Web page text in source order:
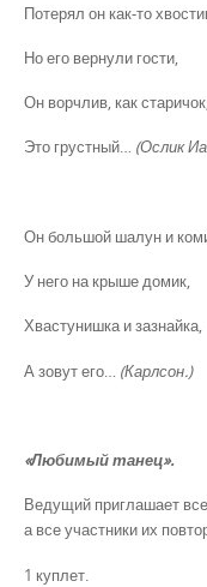
Потерял он как-то
Но его вернули гости,
Он ворчлив, как
Это грустный… (Ослик
Он большой шалун и
У него на крыше домик,
Хвастунишка и зазнайка,
А зовут его… (Карлсон.)
«Любимый танец».
Ведущий приглашает
а все участники их
1 куплет.